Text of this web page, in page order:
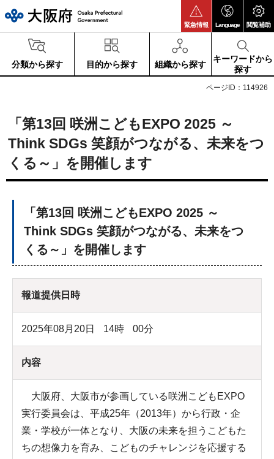
緊急情報 Language 閲覧補助
分類から探す 目的から探す 組織から探す
キーワードから
探す
ページID：114926
「第13回 咲洲こどもEXPO 2025 ～
Think SDGs 笑顔がつながる、未来をつ
くる～」を開催します
「第13回 咲洲こどもEXPO 2025 ～
Think SDGs 笑顔がつながる、未来をつ
くる～」を開催します
報道提供日時
2025年08月20日 14時 00分
内容
大阪府、大阪市が参画している咲洲こどもEXPO
実行委員会は、平成25年（2013年）から行政・企
業・学校が一体となり、大阪の未来を担うこどもた
ちの想像力を育み、こどものチャレンジを応援する